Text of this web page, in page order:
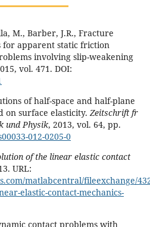
M., Barber, J.R., Fracture
for apparent static friction
involving slip-weakening
vol. 471. DOI:
of half-space and half-plane
on surface elasticity.Zeitschrift fr
und Physik, 2013, vol. 64, pp.
012-0205-0
of the linear elastic contact
URL:
matlabcentral/fileexchange/
elastic-contact-mechanics-
contact problems with